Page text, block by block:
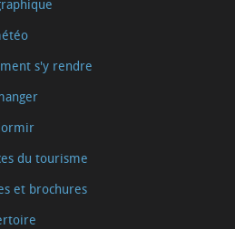
s'y rendre
du tourisme
et brochures